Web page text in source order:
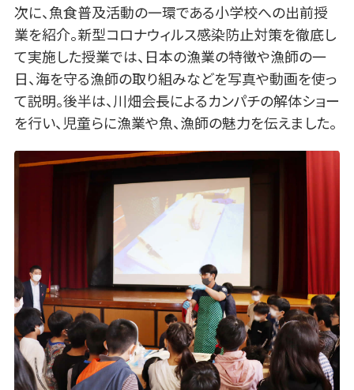
次に、魚食普及活動の一環である小学校への出前授
業を紹介。新型コロナウィルス感染防止対策を徹底し
て実施した授業では、日本の漁業の特徴や漁師の一
日、海を守る漁師の取り組みなどを写真や動画を使っ
て説明。後半は、川畑会長によるカンパチの解体ショー
を行い、児童らに漁業や魚、漁師の魅力を伝えました。